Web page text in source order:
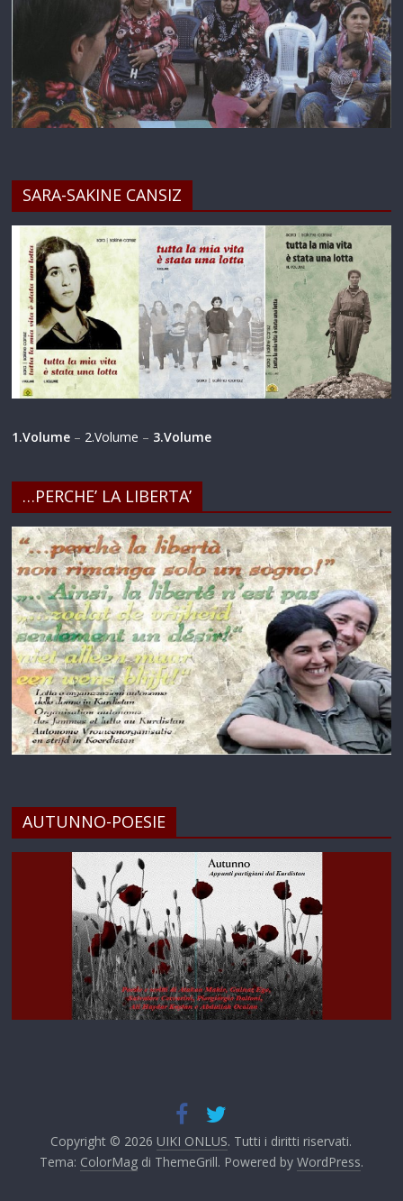
SARA-SAKINE CANSIZ
1.Volume – 2.Volume – 3.Volume
…PERCHE’ LA LIBERTA’
AUTUNNO-POESIE
Copyright © 2026 UIKI ONLUS. Tutti i diritti riservati.
Tema: ColorMagdi ThemeGrill. Powered by WordPress.